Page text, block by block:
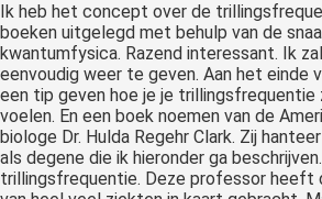
Ik heb het concept over de
boeken uitgelegd met behulp van de
kwantumfysica. Razend interessant. Ik
eenvoudig weer te geven. Aan het einde
een tip geven hoe je je trillingsfrequentie
voelen. En een boek noemen van de
biologe Dr. Hulda Regehr Clark. Zij
als degene die ik hieronder ga
trillingsfrequentie. Deze professor heeft